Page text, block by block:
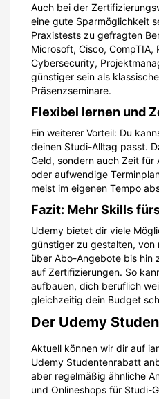
Auch bei der
eine gute Sparmöglichkeit
Praxistests zu gefragten
Microsoft, Cisco, CompTIA,
Cybersecurity,
günstiger sein als
Präsenzseminare.
Flexibel lernen und
Ein weiterer Vorteil: Du
deinen Studi-Alltag passt.
Geld, sondern auch Zeit für
oder aufwendige
meist im eigenen Tempo
Fazit: Mehr Skills
Udemy bietet dir viele
günstiger zu gestalten, von
über Abo-Angebote bis hin
auf Zertifizierungen. So
aufbauen, dich beruflich
gleichzeitig dein Budget
Der Udemy
Aktuell können wir dir auf
Udemy Studentenrabatt
aber regelmäßig ähnliche
und Onlineshops für Studi-